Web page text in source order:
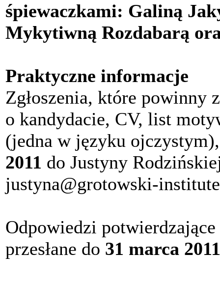
śpiewaczkami: Galiną
Mykytiwną Rozdabarą
Praktyczne informacje
Zgłoszenia, które powinny
o kandydacie, CV, list
(jedna w języku
2011 do Justyny
justyna@grotowski-
Odpowiedzi
przesłane do 31 marca 2011